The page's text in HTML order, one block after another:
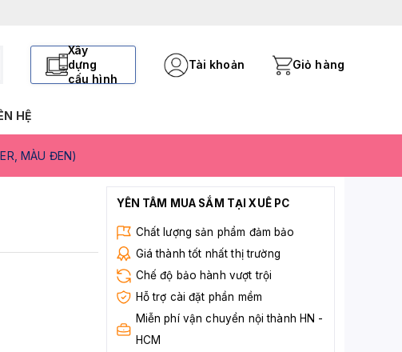
Xây
dựng
cấu hình
Tài khoản Giỏ hàng
HỆ
MÀU ĐEN)
YÊN TÂM MUA SẮM TẠI XUÊ PC
Chất lượng sản phẩm đảm bảo
Giá thành tốt nhất thị trường
Chế độ bảo hành vượt trội
Hỗ trợ cài đặt phần mềm
Miễn phí vận chuyển nội thành HN -
HCM